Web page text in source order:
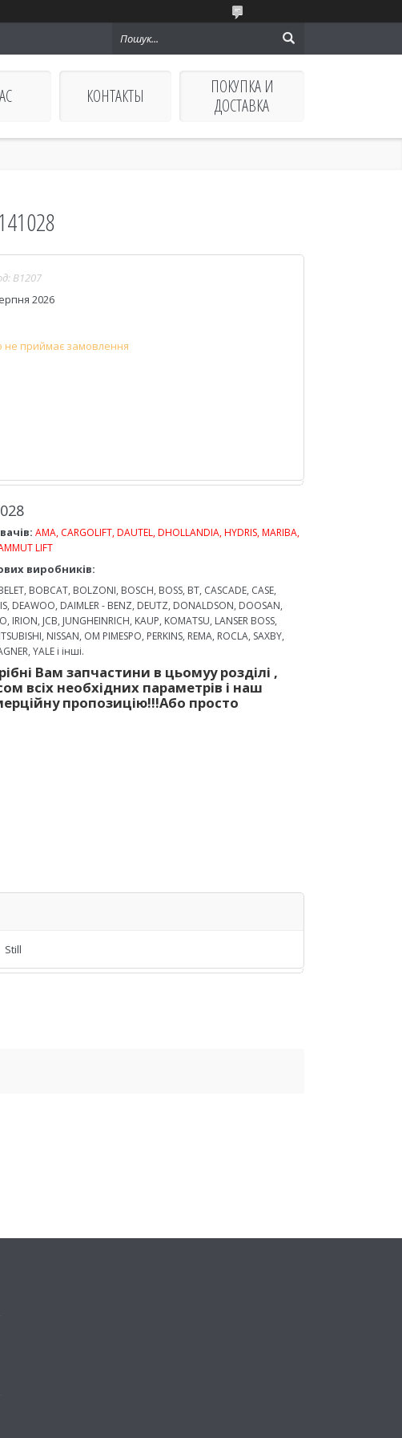
КОНТАКТЫ
ПОКУПКА И
ДОСТАВКА
В1207
2026
не приймає замовлення
AMA, CARGOLIFT, DAUTEL, DHOLLANDIA, HYDRIS, MARIBA,
LIFT
виробників:
BOBCAT, BOLZONI, BOSCH, BOSS, BT, CASCADE, CASE,
DEAWOO, DAIMLER - BENZ, DEUTZ, DONALDSON, DOOSAN,
IRION, JCB, JUNGHEINRICH, KAUP, KOMATSU, LANSER BOSS,
NISSAN, OM PIMESPO, PERKINS, REMA, ROCLA, SAXBY,
YALE і інші.
Вам запчастини в цьомуу розділі ,
всіх необхідних параметрів і наш
рційнупропозицію!!!Або просто
Still